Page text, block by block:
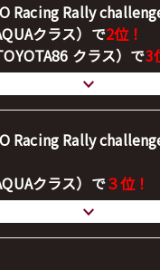
Racing Rally
クラス）で2位！
クラス）で3
Racing Rally
クラス）で３位！